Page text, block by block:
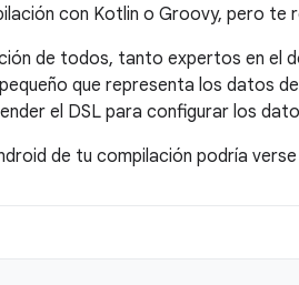
con Kotlin o Groovy, pero te
de todos, tanto expertos en el
que representa los datos
el DSL para configurar los
de tu compilación podría